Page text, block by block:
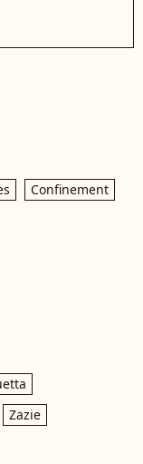
Confinement
Zazie